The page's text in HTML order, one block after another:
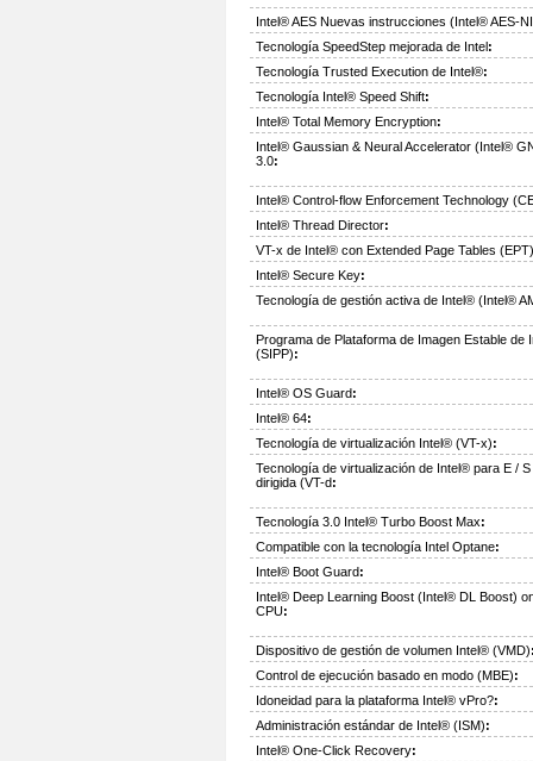
Intel® AES Nuevas instrucciones (Intel® AES-
Tecnología SpeedStep mejorada de Intel:
Tecnología Trusted Execution de Intel®:
Tecnología Intel® Speed Shift:
Intel® Total Memory Encryption:
Intel® Gaussian & Neural Accelerator (Intel®
3.0:
Intel® Control-flow Enforcement Technology
Intel® Thread Director:
VT-x de Intel® con Extended Page Tables (EPT)
Intel® Secure Key:
Tecnología de gestión activa de Intel® (Intel®
Programa de Plataforma de Imagen Estable de
(SIPP):
Intel® OS Guard:
Intel® 64:
Tecnología de virtualización Intel® (VT-x):
Tecnología de virtualización de Intel® para E / S
dirigida (VT-d:
Tecnología 3.0 Intel® Turbo Boost Max:
Compatible con la tecnología Intel Optane:
Intel® Boot Guard:
Intel® Deep Learning Boost (Intel® DL Boost)
CPU:
Dispositivo de gestión de volumen Intel® (VMD)
Control de ejecución basado en modo (MBE):
Idoneidad para la plataforma Intel® vPro?:
Administración estándar de Intel® (ISM):
Intel® One-Click Recovery: